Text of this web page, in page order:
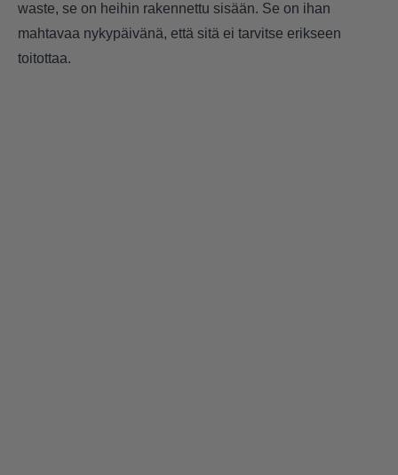
waste, se on heihin rakennettu sisään. Se on ihan
mahtavaa nykypäivänä, että sitä ei tarvitse erikseen
toitottaa.